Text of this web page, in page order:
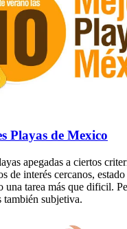
Playas de Mexico
apegadas a ciertos
de interés cercanos,
una tarea más que dificil.
también subjetiva.